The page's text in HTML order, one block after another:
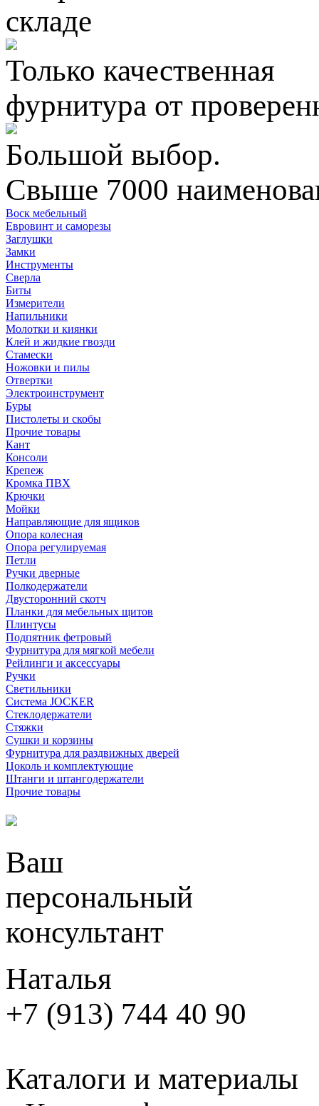
складе
Только качественная
фурнитура от
Большой выбор.
Свыше 7000
Воск мебельный
Евровинт и саморезы
Заглушки
Замки
Инструменты
Сверла
Биты
Измерители
Напильники
Молотки и киянки
Клей и жидкие гвозди
Стамески
Ножовки и пилы
Отвертки
Электроинструмент
Буры
Пистолеты и скобы
Прочие товары
Кант
Консоли
Крепеж
Кромка ПВХ
Крючки
Мойки
Направляющие для ящиков
Опора колесная
Опора регулируемая
Петли
Ручки дверные
Полкодержатели
Двусторонний скотч
Планки для мебельных щитов
Плинтусы
Подпятник фетровый
Фурнитура для мягкой мебели
Рейлинги и аксессуары
Ручки
Светильники
Система JOCKER
Стеклодержатели
Стяжки
Сушки и корзины
Фурнитура для раздвижных дверей
Цоколь и комплектующие
Штанги и штангодержатели
Прочие товары
Ваш
персональный
консультант
Наталья
+7 (913) 744 40 90
Каталоги и материалы